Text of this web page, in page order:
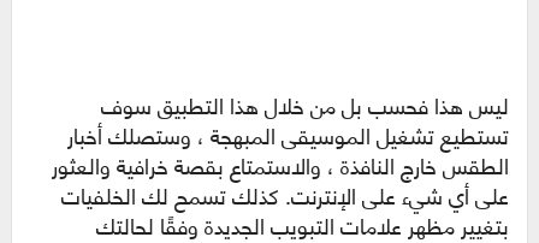
ليس هذا فحسب بل من خلال هذا التطبيق سوف
تستطيع تشغيل الموسيقى المبهجة ، وستصلك أخبار
الطقس خارج النافذة ، والاستمتاع بقصة خرافية والعثور
على أي شيء على الإنترنت. كذلك تسمح لك الخلفيات
بتغيير مظهر علامات التبويب الجديدة وفقًا لحالتك